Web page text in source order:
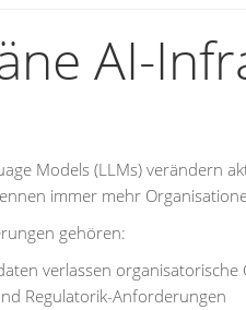
AI-
Models (LLMs) verändern
immer mehr
gehören:
verlassen organisatorische
Regulatorik-Anforderungen